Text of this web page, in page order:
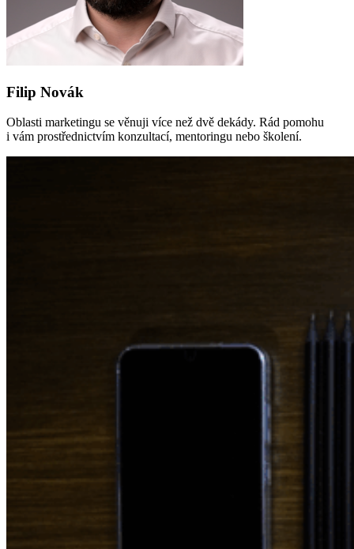
Filip Novák
Oblasti marketingu se věnuji více než dvě dekády. Rád pomohu
i vám prostřednictvím konzultací, mentoringu nebo školení.